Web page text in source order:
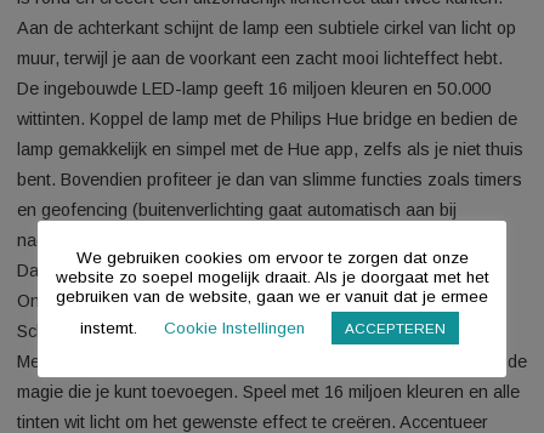
Onbegrensde mogelijkheden
Voor buitengewone ervaringen
De Philips Hue Daylo white and color ambiance muurlamp in
is rond en creëert een uitzonderlijk lichteffect aan twee
Aan de achterkant schijnt de lamp een subtiele cirkel van
muur, terwijl je aan de voorkant een zacht mooi lichteffect
De ingebouwde LED-lamp geeft 16 miljoen kleuren en 50.000
wittinten. Koppel de lamp met de Philips Hue bridge en
lamp gemakkelijk en simpel met de Hue app, zelfs als je niet
bent. Bovendien profiteer je dan van slimme functies zoals
en geofencing (buitenverlichting gaat automatisch aan bij